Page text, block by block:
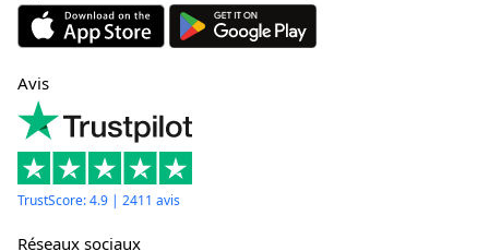
Avis
TrustScore: 4.9 | 2411 avis
Réseaux sociaux